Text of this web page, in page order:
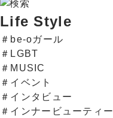
Life Style
＃be-oガール
＃LGBT
＃MUSIC
＃イベント
＃インタビュー
＃インナービューティー